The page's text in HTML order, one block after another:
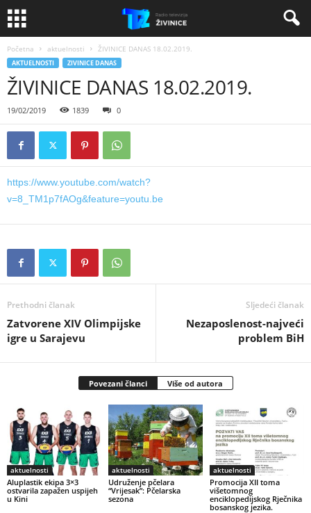
Početna aktuelnosti ŽIVINICE DANAS 18.02.2019.
AKTUELNOSTI ZIVINICE DANAS
ŽIVINICE DANAS 18.02.2019.
19/02/2019 1839 0
https://www.youtube.com/watch?
v=8_TM1p7fAOg&feature=youtu.be
Prethodni članak
Zatvorene XIV Olimpijske
igre u Sarajevu
Sljedeći članak
Nezaposlenost-najveći
problem BiH
Povezani članci Više od autora
aktuelnosti
Aluplastik ekipa 3×3
ostvarila zapažen uspijeh
u Kini
aktuelnosti
Udruženje pčelara
“Vrijesak”: Pčelarska
sezona
aktuelnosti
Promocija XII toma
višetomnog
enciklopedijskog Rječnika
bosanskog jezika.